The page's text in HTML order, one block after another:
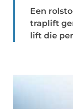
Een
traplift
lift die